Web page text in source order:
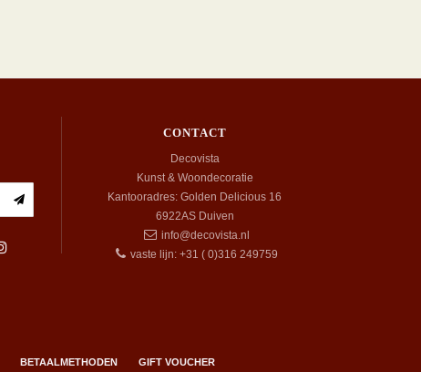
CONTACT
Decovista
Kunst & Woondecoratie
Kantooradres: Golden Delicious 16
6922AS Duiven
info@decovista.nl
vaste lijn: +31 ( 0)316 249759
BETAALMETHODEN GIFT VOUCHER